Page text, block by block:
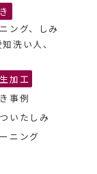
ング、しみ
洗い人、
加工
事例
いたしみ
ニング